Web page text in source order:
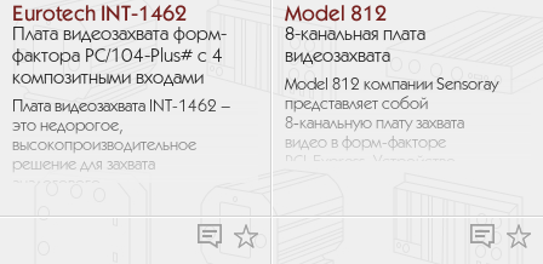
Eurotech INT-1462
Плата видеозахвата форм-
фактора PC/104-Plus# с 4
композитными входами
Плата видеозахвата INT-1462 –
это недорогое,
высокопроизводительное
решение для захвата
через шину PCI. Построенная
Model 812
8-канальная плата
видеозахвата
Model 812 компании Sensoray
представляет собой
8‑канальную плату захвата
видео в форм-факторе
PCI‑Express. Устройство